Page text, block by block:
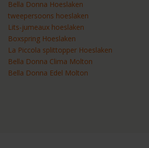
Bella Donna Hoeslaken
tweepersoons hoeslaken
Lits-jumeaux hoeslaken
Boxspring Hoeslaken
La Piccola splittopper Hoeslaken
Bella Donna Clima Molton
Bella Donna Edel Molton